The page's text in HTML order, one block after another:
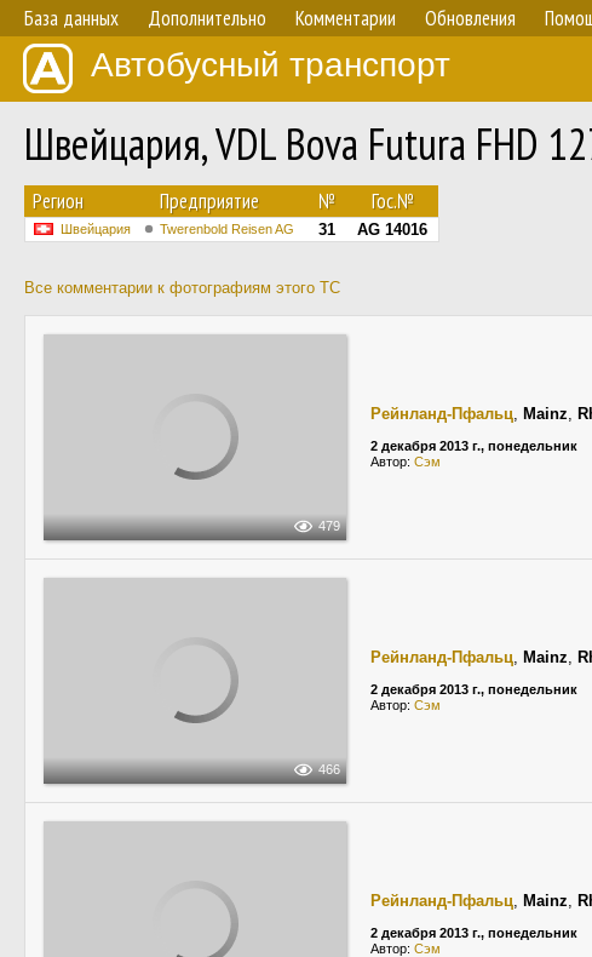
База данных Дополнительно Комментарии Обновления
Автобусный транспорт
Швейцария, VDL Bova Futura FHD
Регион Предприятие № Гос.№
Швейцария Twerenbold Reisen AG 31 AG 14016
Все комментарии к фотографиям этого ТС
479
Рейнланд-Пфальц, Mainz,
2 декабря 2013 г., понедельник
Автор: Сэм
466
Рейнланд-Пфальц, Mainz,
2 декабря 2013 г., понедельник
Автор: Сэм
Рейнланд-Пфальц, Mainz,
2 декабря 2013 г., понедельник
Автор: Сэм